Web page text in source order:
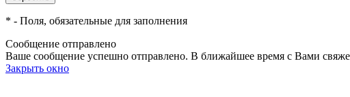
* - Поля, обязательные для заполнения
Сообщение отправлено
Ваше сообщение успешно отправлено. В ближайшее время с Вами
Закрыть окно